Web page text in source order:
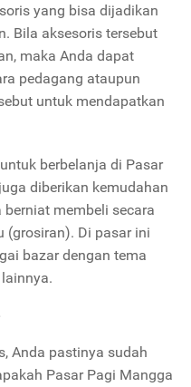
yang bisa dijadikan
Bila aksesoris tersebut
maka Anda dapat
pedagang ataupun
untuk mendapatkan
berbelanja di Pasar
diberikan kemudahan
membeli secara
(grosiran). Di pasar ini
bazar dengan tema
Anda pastinya sudah
Pasar Pagi Mangga